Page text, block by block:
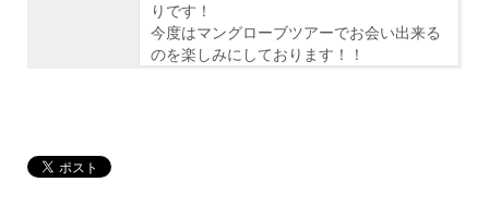
りです！
今度はマングローブツアーでお会い出来る
のを楽しみにしております！！